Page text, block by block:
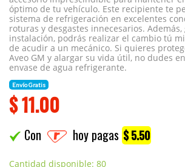
óptimo de tu vehículo. Este recipiente te
sistema de refrigeración en excelentes
roturas y desgastes innecesarios.
instalación, podrás realizar el cambio tú
de acudir a un mecánico. Si quieres
Aveo GM y alargar su vida útil, no dudes
envase de agua refrigerante.
Envío Gratis
$11.00
Con hoy pagas $ 5.50
Cantidad disponible: 80